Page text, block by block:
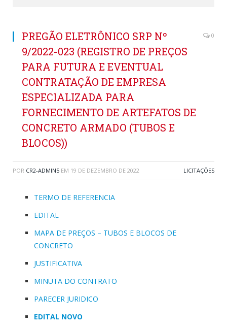
PREGÃO ELETRÔNICO SRP Nº
9/2022-023 (REGISTRO DE PREÇOS
PARA FUTURA E EVENTUAL
CONTRATAÇÃO DE EMPRESA
ESPECIALIZADA PARA
FORNECIMENTO DE ARTEFATOS DE
CONCRETO ARMADO (TUBOS E
BLOCOS))
0
POR CR2-ADMIN5 EM 19 DE DEZEMBRO DE 2022 LICITAÇÕES
TERMO DE REFERENCIA
EDITAL
MAPA DE PREÇOS – TUBOS E BLOCOS DE
CONCRETO
JUSTIFICATIVA
MINUTA DO CONTRATO
PARECER JURIDICO
EDITAL NOVO